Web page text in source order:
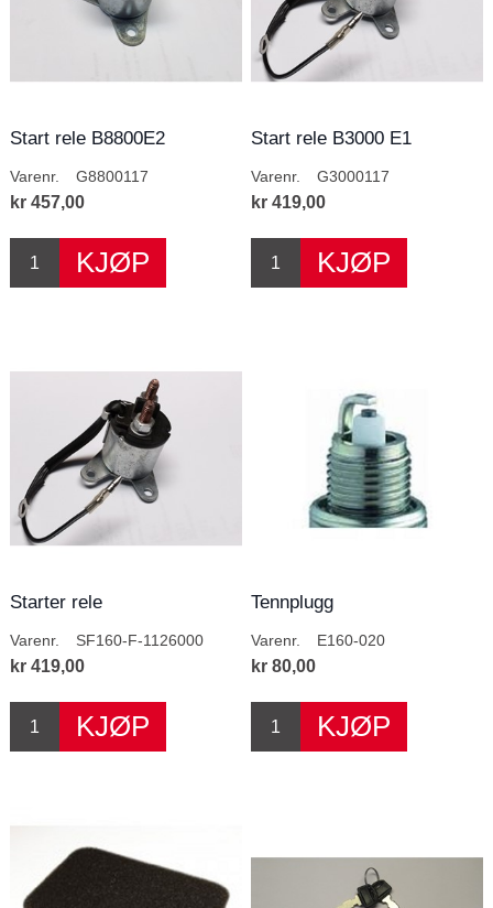
Start rele B8800E2
Varenr. G8800117
kr 457,00
Start rele B3000 E1
Varenr. G3000117
kr 419,00
Starter rele
Varenr. SF160-F-1126000
kr 419,00
Tennplugg
Varenr. E160-020
kr 80,00